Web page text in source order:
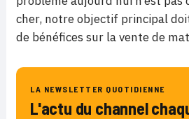
cher, notre objectif principal
de bénéfices sur la vente de
LA NEWSLETTER QUOTIDIENNE
L'actu du channel